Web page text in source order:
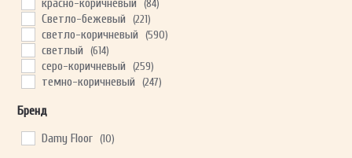
красно-коричневый (84)
Светло-бежевый (221)
светло-коричневый (590)
светлый (614)
серо-коричневый (259)
темно-коричневый (247)
Бренд
Damy Floor (10)